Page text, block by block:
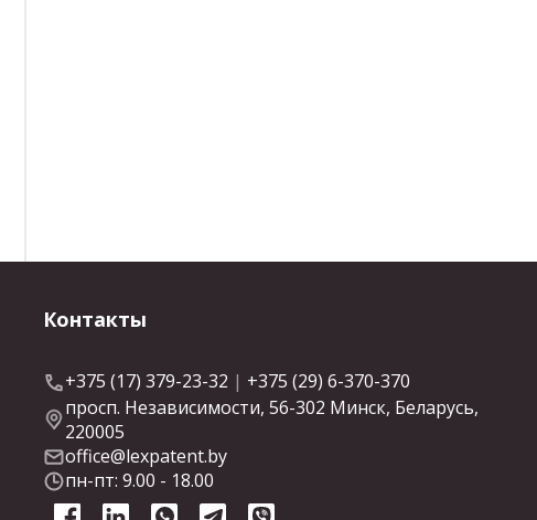
Контакты
+375 (17) 379-23-32 | +375 (29) 6-370-370
просп. Независимости, 56-302 Минск, Беларусь,
220005
office@lexpatent.by
пн-пт: 9.00 - 18.00